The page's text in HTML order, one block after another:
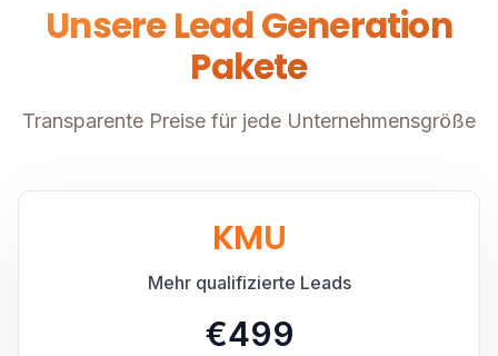
Unsere Lead Generation
Pakete
Transparente Preise für jede Unternehmensgröße
KMU
Mehr qualifizierte Leads
€499